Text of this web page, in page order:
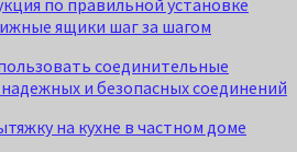
ящики шаг за шагом
соединительные
и безопасных соединений
на кухне в частном доме